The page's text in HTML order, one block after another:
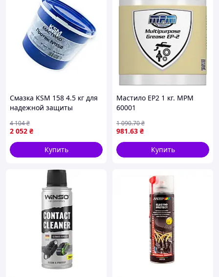
Смазка KSM 158 4.5 кг для
надежной защиты
срока службы
оборудования
2 052 ₴
4 104₴
Купить
Мастило EP2 1 кг. MPM
60001
981.63 ₴
1 090.70₴
Купить